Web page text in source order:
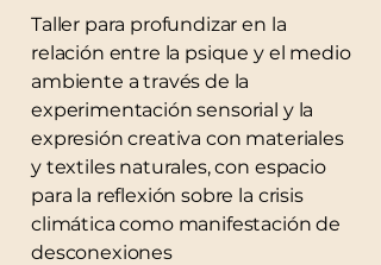
Taller para profundizar en la
relación entre la psique y el medio
ambiente a través de la
experimentación sensorial y la
expresión creativa con materiales
y textiles naturales, con espacio
para la reflexión sobre la crisis
climática como manifestación de
desconexiones